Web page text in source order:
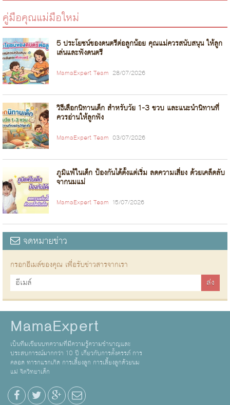
คู่มือคุณแม่มือใหม่
5 ประโยชน์ของดนตรีต่อลูกน้อย คุณแม่ควรสนับสนุน ให้ลูก
เล่นและฟังดนตรี
MamaExpert Team 28/07/2026
วิธีเลือกนิทานเด็ก สำหรับวัย 1-3 ขวบ และแนะนำนิทานที่
ควรอ่านให้ลูกฟัง
MamaExpert Team 03/07/2026
ภูมิแพ้ในเด็ก ป้องกันได้ตั้งแต่เริ่ม ลดความเสี่ยง ด้วยเคล็ดลับ
จากนมแม่
MamaExpert Team 15/07/2026
จดหมายข่าว
กรอกอีเมล์ของคุณ เพื่อรับข่าวสารจากเรา
MamaExpert
เป็นทีมเขียนบทความที่มีความรู้ความชำนาญและ
ประสบการณ์มากกว่า 10 ปี เกี่ยวกับการตั้งครรภ์ การ
คลอด ทารกแรกเกิด การเลี้ยงลูก การเลี้ยงลูกด้วยนม
แม่ จิตวิทยาเด็ก